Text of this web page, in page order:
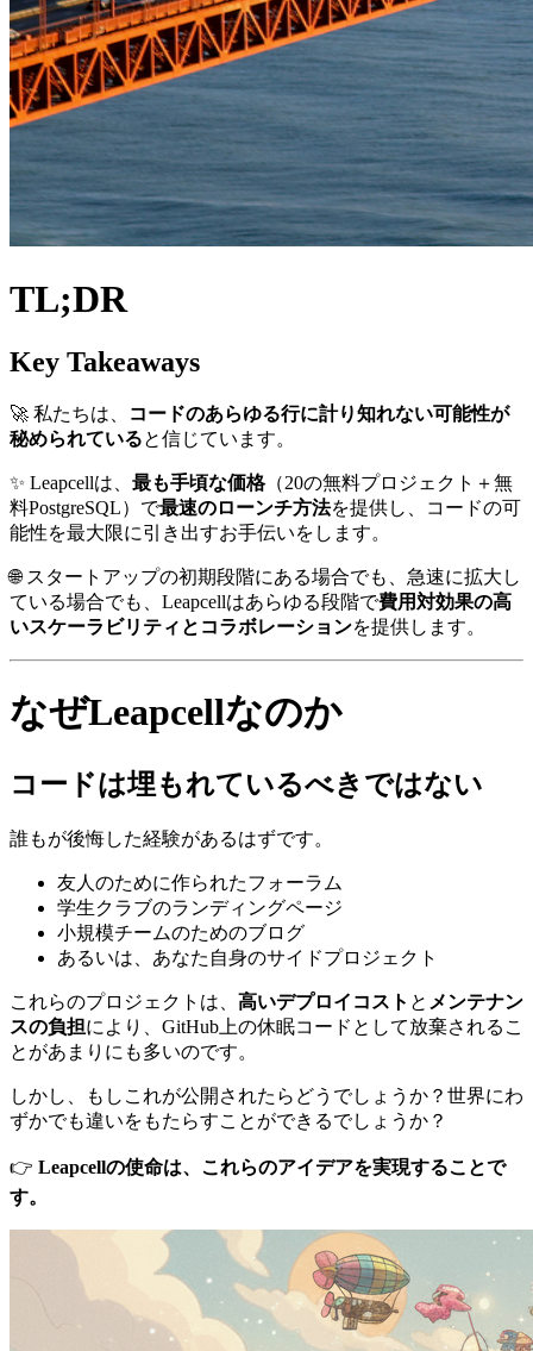
TL;DR
Key Takeaways
🚀 私たちは、
コードのあらゆる行に計り知れない可能性が
秘められていると信じています。
✨ Leapcellは、 最も手頃な価格（20の無料プロジェクト＋無
料PostgreSQL）で最速のローンチ方法を提供し、コードの可
能性を最大限に引き出すお手伝いをします。
🌐 スタートアップの初期段階にある場合でも、急速に拡大し
ている場合でも、Leapcellはあらゆる段階で費用対効果の高
いスケーラビリティとコラボレーションを提供します。
なぜLeapcellなのか
コードは埋もれているべきではない
誰もが後悔した経験があるはずです。
友人のために作られたフォーラム
学生クラブのランディングページ
小規模チームのためのブログ
あるいは、あなた自身のサイドプロジェクト
これらのプロジェクトは、 高いデプロイコスト と メンテナン
スの負担により、GitHub上の休眠コードとして放棄されるこ
とがあまりにも多いのです。
しかし、もしこれが公開されたらどうでしょうか？世界にわ
ずかでも違いをもたらすことができるでしょうか？
👉 Leapcellの使命は、これらのアイデアを実現することで
す。